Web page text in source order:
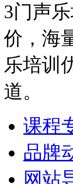
3门声
价，海
乐培训
道。
课程
品牌
网站